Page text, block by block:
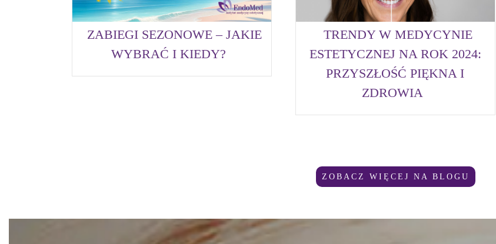
ZABIEGI SEZONOWE – JAKIE
WYBRAĆ I KIEDY?
TRENDY W MEDYCYNIE
ESTETYCZNEJ NA ROK 2024:
PRZYSZŁOŚĆ PIĘKNA I
ZDROWIA
ZOBACZ WIĘCEJ NA BLOGU